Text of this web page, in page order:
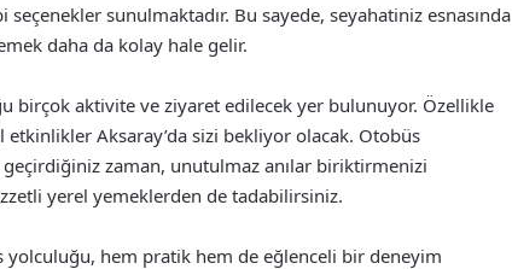
seçenekler sunulmaktadır. Bu sayede, seyahatiniz esnasında
daha da kolay hale gelir.
birçok aktivite ve ziyaret edilecek yer bulunuyor. Özellikle
Aksaray’da sizi bekliyor olacak. Otobüs
zaman, unutulmaz anılar biriktirmenizi
yerel yemeklerden de tadabilirsiniz.
yolculuğu, hem pratik hem de eğlenceli bir deneyim